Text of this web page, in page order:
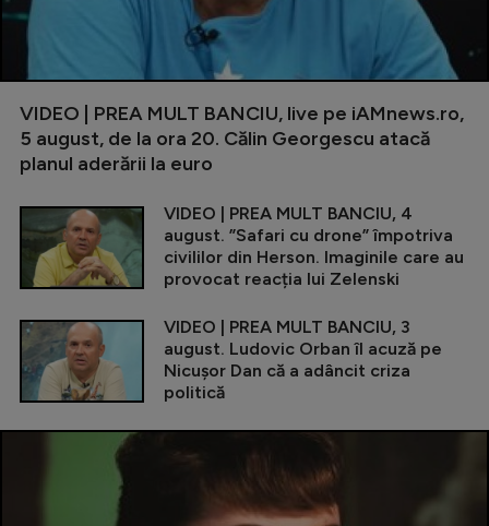
VIDEO | PREA MULT BANCIU, live pe iAMnews.ro,
5 august, de la ora 20. Călin Georgescu atacă
planul aderării la euro
VIDEO | PREA MULT BANCIU, 4
august. ”Safari cu drone” împotriva
civililor din Herson. Imaginile care au
provocat reacția lui Zelenski
VIDEO | PREA MULT BANCIU, 3
august. Ludovic Orban îl acuză pe
Nicușor Dan că a adâncit criza
politică